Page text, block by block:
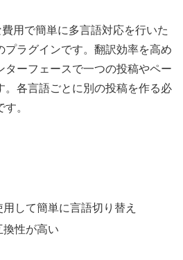
用で簡単に多言語対応を行いた
プラグインです。翻訳効率を高め
ターフェースで一つの投稿やペー
。各言語ごとに別の投稿を作る必
。
して簡単に言語切り替え
換性が高い